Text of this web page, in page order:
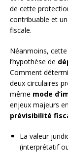
de cette
contribuable et
fiscale.
Néanmoins,
l’hypothèse de
Comment
deux circulaires
même mode
enjeux majeurs
prévisibilité
La valeur
(interprétatif